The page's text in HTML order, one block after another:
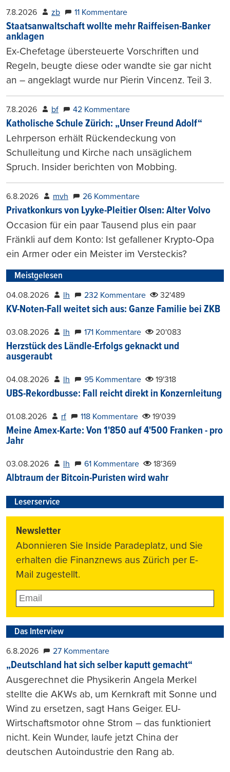
7.8.2026 zb 11 Kommentare
Staatsanwaltschaft wollte mehr Raiffeisen-Banker
anklagen
Ex-Chefetage übersteuerte Vorschriften und
Regeln, beugte diese oder wandte sie gar nicht
an – angeklagt wurde nur Pierin Vincenz. Teil 3.
7.8.2026 bf 42 Kommentare
Katholische Schule Zürich: „Unser Freund Adolf“
Lehrperson erhält Rückendeckung von
Schulleitung und Kirche nach unsäglichem
Spruch. Insider berichten von Mobbing.
6.8.2026 mvh 26 Kommentare
Privatkonkurs von Lyyke-Pleitier Olsen: Alter Volvo
Occasion für ein paar Tausend plus ein paar
Fränkli auf dem Konto: Ist gefallener Krypto-Opa
ein Armer oder ein Meister im Versteckis?
Meistgelesen
04.08.2026 lh 232 Kommentare 32'489
KV-Noten-Fall weitet sich aus: Ganze Familie bei ZKB
03.08.2026 lh 171 Kommentare 20'083
Herzstück des Ländle-Erfolgs geknackt und
ausgeraubt
04.08.2026 lh 95 Kommentare 19'318
UBS-Rekordbusse: Fall reicht direkt in Konzernleitung
01.08.2026 rf 118 Kommentare 19'039
Meine Amex-Karte: Von 1'850 auf 4'500 Franken - pro
Jahr
03.08.2026 lh 61 Kommentare 18'369
Albtraum der Bitcoin-Puristen wird wahr
Leserservice
Newsletter
Abonnieren Sie Inside Paradeplatz, und Sie
erhalten die Finanznews aus Zürich per E-
Mail zugestellt.
Das Interview
6.8.2026 27 Kommentare
„Deutschland hat sich selber kaputt gemacht“
Ausgerechnet die Physikerin Angela Merkel
stellte die AKWs ab, um Kernkraft mit Sonne und
Wind zu ersetzen, sagt Hans Geiger. EU-
Wirtschaftsmotor ohne Strom – das funktioniert
nicht. Kein Wunder, laufe jetzt China der
deutschen Autoindustrie den Rang ab.